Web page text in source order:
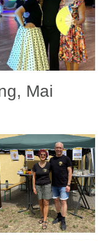
Mai